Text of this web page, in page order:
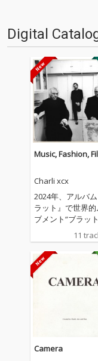
く、
ず、
ルと
Digital
Music, Fashion,
Charli xcx
2024年、アルバ
ラット』で世界的
ブメント“ブラッ
マー”を巻き起こ
楽やファッション
ンターネットカル
ーを横断しながら
そのものを塗り替
チャーリーxcxが最
ム』をリリース！ “ブ
を告げたチャーリ
ｃｘの新しい時代
11
Camera